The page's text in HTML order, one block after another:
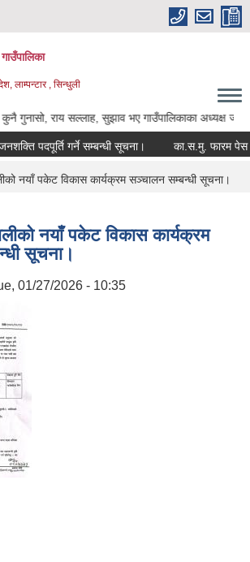
लाम्पन्टार , सिन्धुली
राय सल्लाह, सुझाव भए गाउँपालिकाका अध्यक्ष ज्यू,
पदपूर्ति गर्ने सम्बन्धी सूचना। का.स.मु. फारम पेस गर्ने
नयाँ पकेट विकास कार्यक्रम सञ्चालन सम्बन्धी सूचना।
नयाँ पकेट विकास कार्यक्रम
सूचना।
01/27/2026 - 10:35